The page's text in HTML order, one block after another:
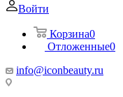
Войти
Корзина0
Отложенные0
info@iconbeauty.ru